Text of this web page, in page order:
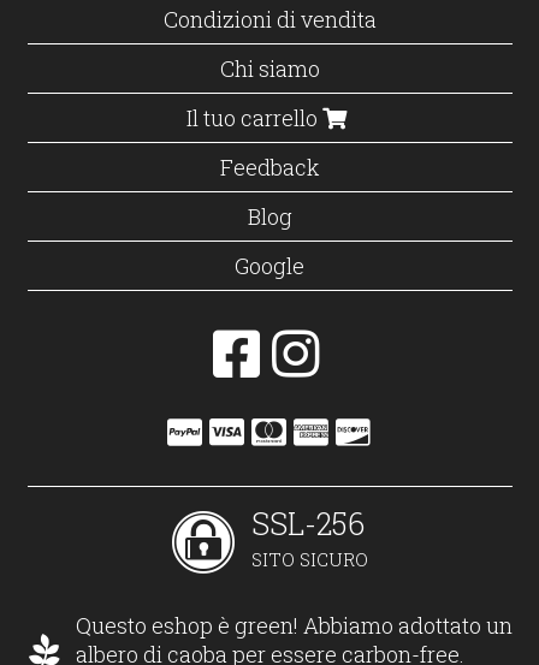
Condizioni di vendita
Chi siamo
Il tuo carrello
Feedback
Blog
Google
SSL-256
SITO SICURO
Questo eshop è green! Abbiamo adottato un
albero di caoba per essere carbon-free.